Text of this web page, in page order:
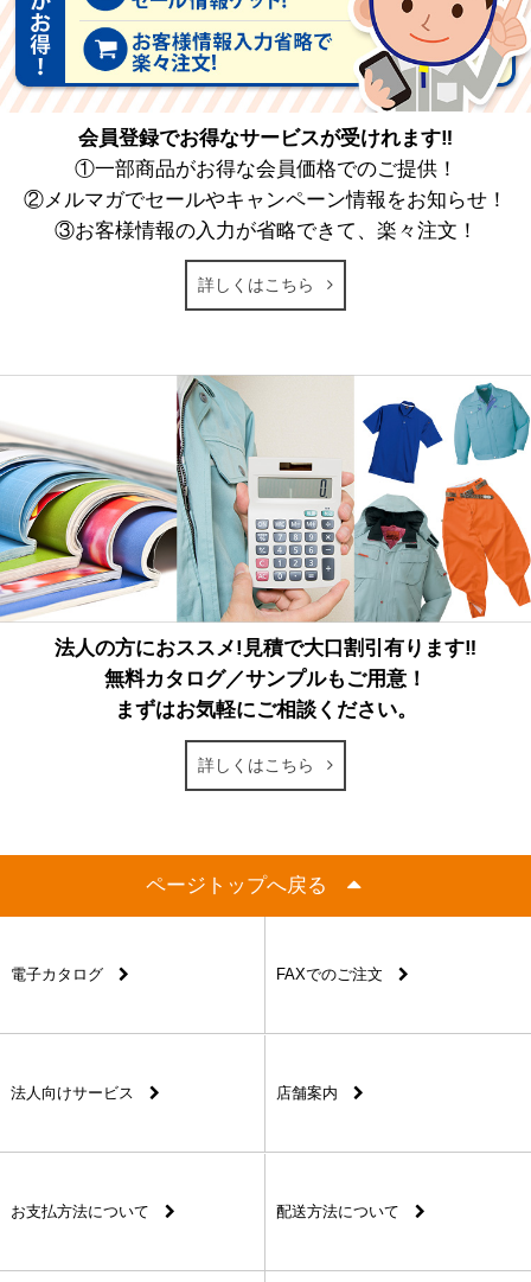
会員登録でお得なサービスが受けれます‼
①一部商品がお得な会員価格でのご提供！
②メルマガでセールやキャンペーン情報をお知らせ！
③お客様情報の入力が省略できて、楽々注文！
詳しくはこちら
法人の方におススメ!見積で大口割引有ります‼
無料カタログ／サンプルもご用意！
まずはお気軽にご相談ください。
詳しくはこちら
ページトップへ戻る
電子カタログ FAXでのご注文
法人向けサービス 店舗案内
お支払方法について 配送方法について